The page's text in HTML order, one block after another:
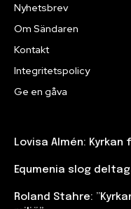
Nyhetsbrev
Om Sändaren
Kontakt
Integritetspolicy
Ge en gåva
Lovisa Almén:
Equmenia slog
Roland Stahre: